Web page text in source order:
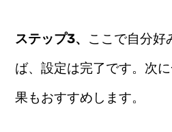
ステップ3、 ここで自分好
ば、設定は完了です。次
果もおすすめします。